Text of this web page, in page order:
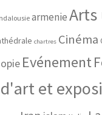
armenieArts
chartres Cinéma
Evénement
et